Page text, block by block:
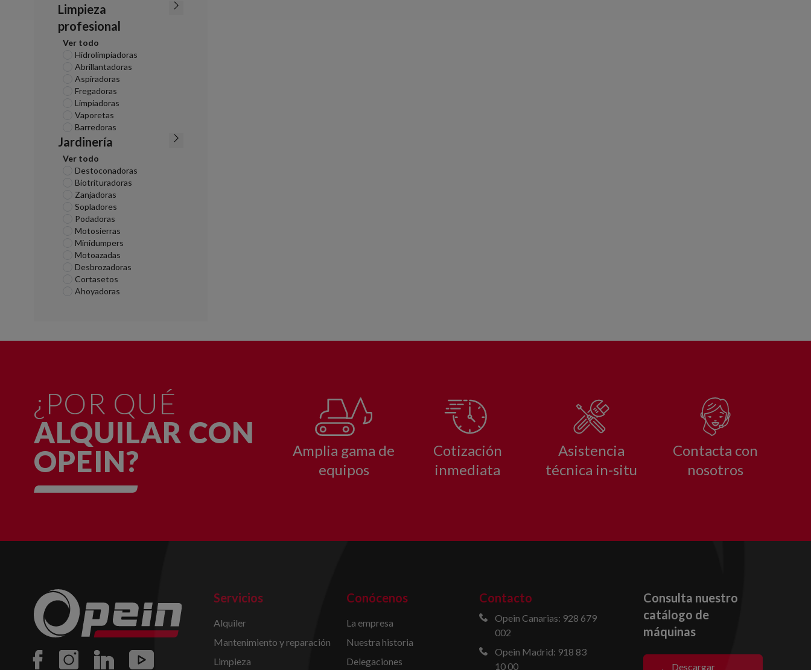
Limpieza
profesional
Ver todo
Hidrolimpiadoras
Abrillantadoras
Aspiradoras
Fregadoras
Limpiadoras
Vaporetas
Barredoras
Jardinería
Ver todo
Destoconadoras
Biotrituradoras
Zanjadoras
Sopladores
Podadoras
Motosierras
Minidumpers
Motoazadas
Desbrozadoras
Cortasetos
Ahoyadoras
¿POR QUÉ
ALQUILAR CON
OPEIN?
Amplia gama de
equipos
Cotización
inmediata
Asistencia
técnica in-situ
Contacta con
nosotros
Servicios
Alquiler
Mantenimiento y reparación
Limpieza
Conócenos
La empresa
Nuestra historia
Delegaciones
Contacto
Opein Canarias: 928 679
002
Opein Madrid: 918 83
10 00
Consulta nuestro
catálogo de
máquinas
Descargar